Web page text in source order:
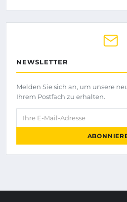
NEWSLETTER
Melden Sie sich an, um unsere
Ihrem Postfach zu erhalten.
Ihre E-Mail-Adresse